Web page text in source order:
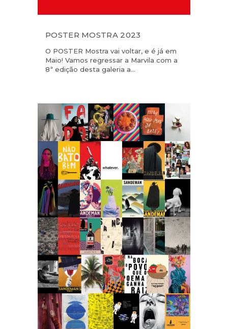
POSTER MOSTRA 2023
O POSTER Mostra vai voltar, e é já em
Maio! Vamos regressar a Marvila com a
8ª edição desta galeria a...